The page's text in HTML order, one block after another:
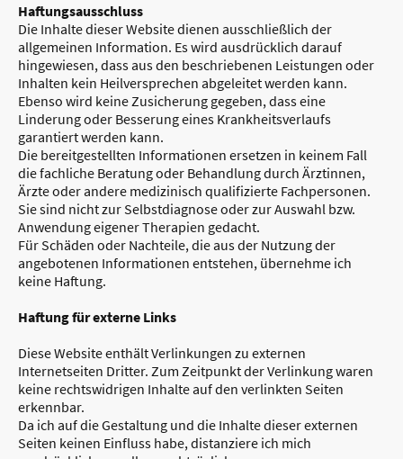
Haftungsausschluss
Die Inhalte dieser Website dienen ausschließlich der
allgemeinen Information. Es wird ausdrücklich darauf
hingewiesen, dass aus den beschriebenen Leistungen oder
Inhalten kein Heilversprechen abgeleitet werden kann.
Ebenso wird keine Zusicherung gegeben, dass eine
Linderung oder Besserung eines Krankheitsverlaufs
garantiert werden kann.
Die bereitgestellten Informationen ersetzen in keinem Fall
die fachliche Beratung oder Behandlung durch Ärztinnen,
Ärzte oder andere medizinisch qualifizierte Fachpersonen.
Sie sind nicht zur Selbstdiagnose oder zur Auswahl bzw.
Anwendung eigener Therapien gedacht.
Für Schäden oder Nachteile, die aus der Nutzung der
angebotenen Informationen entstehen, übernehme ich
keine Haftung.
Haftung für externe Links
Diese Website enthält Verlinkungen zu externen
Internetseiten Dritter. Zum Zeitpunkt der Verlinkung waren
keine rechtswidrigen Inhalte auf den verlinkten Seiten
erkennbar.
Da ich auf die Gestaltung und die Inhalte dieser externen
Seiten keinen Einfluss habe, distanziere ich mich